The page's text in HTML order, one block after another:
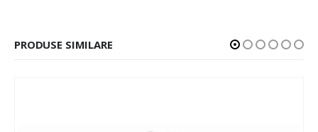
PRODUSE SIMILARE